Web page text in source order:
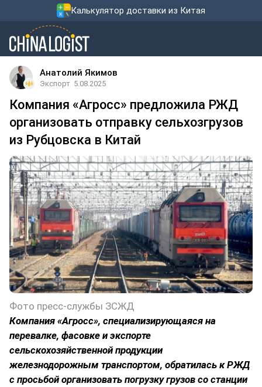
Калькулятор доставки из Китая
Анатолий Якимов
Экспорт 5.08.2025
Компания «Агросс» предложила РЖД
организовать отправку сельхозгрузов
из Рубцовска в Китай
Фото пресс-службы ЗСЖД
Компания «Агросс», специализирующаяся на
перевалке, фасовке и экспорте
сельскохозяйственной продукции
железнодорожным транспортом, обратилась к РЖД
с просьбой организовать погрузку грузов со станции